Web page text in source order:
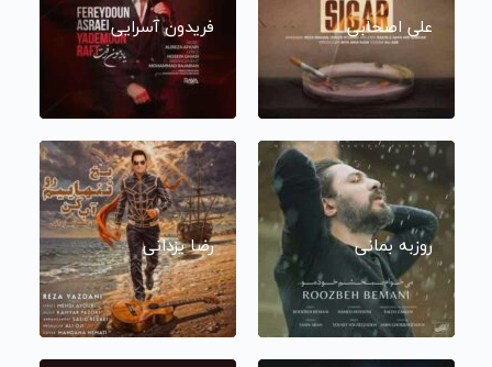
علی اصحابی فریدون آسرایی
روزبه بمانی رضا یزدانی